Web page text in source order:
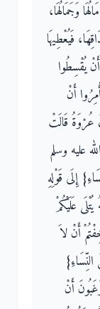
وَجَمَالُهَا،
فَيُعْطِيهَا
يُقْسِطُوا
أَنْ
عُرْوَةُ قَالَتْ
عليه وسلم
إِلَى قَوْلِهِ
عَلَيْكُمْ
أَنْ لاَ
أَنْ